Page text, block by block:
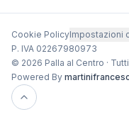
Cookie PolicyImpostazioni
P. IVA 02267980973
© 2026 Palla al Centro ·
Powered By